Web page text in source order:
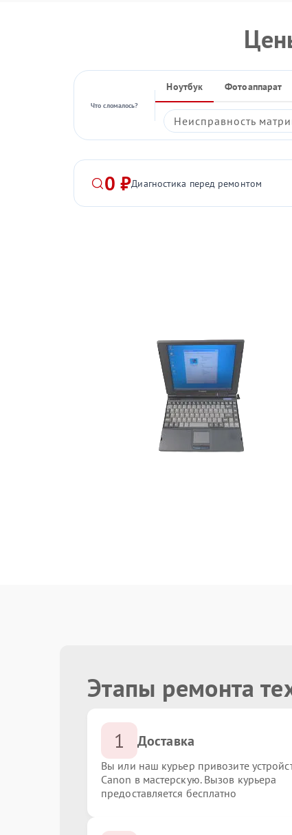
Что сломалось?
Ноутбук Фотоаппарат
Неисправность
0 ₽Диагностика перед ремонтом
Этапы ремонта
1 Доставка
Вы или наш курьер привозите
Canon в мастерскую. Вызов курьера
предоставляется бесплатно